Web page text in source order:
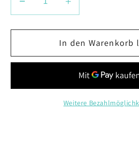
Verringere
die
Menge
Frau
Erhöhe
die
Menge
für
Frau
mit
Spielkarten
Wein
In den Warenkorb
Weitere